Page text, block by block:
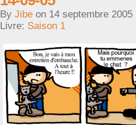
By Jibe on 14 septembre 2005
Livre: Saison 1